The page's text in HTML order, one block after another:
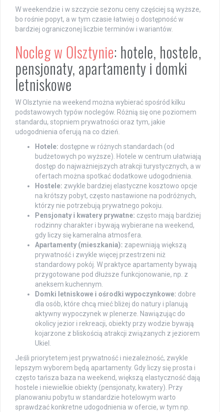
W weekendzie i w szczycie sezonu ceny częściej są wyższe,
bo rośnie popyt, a w tym czasie łatwiej o dostępność w
bardziej ograniczonej liczbie terminów i wariantów.
Nocleg w Olsztynie: hotele, hostele,
pensjonaty, apartamenty i domki
letniskowe
W Olsztynie na weekend można wybierać spośród kilku
podstawowych typów noclegów. Różnią się one poziomem
standardu, stopniem prywatności oraz tym, jakie
udogodnienia oferują na co dzień.
Hotele: dostępne w różnych standardach (od
budżetowych po wyższe). Hotele w centrum ułatwiają
dostęp do najważniejszych atrakcji turystycznych, a w
ofertach można spotkać dodatkowe udogodnienia.
Hostele: zwykle bardziej elastyczne kosztowo opcje
na krótszy pobyt, często nastawione na podróżnych,
którzy nie potrzebują prywatnego pokoju.
Pensjonaty i kwatery prywatne: często mają bardziej
rodzinny charakter i bywają wybierane na weekend,
gdy liczy się kameralna atmosfera.
Apartamenty (mieszkania): zapewniają większą
prywatność i zwykle więcej przestrzeni niż
standardowy pokój. W praktyce apartamenty bywają
przygotowane pod dłuższe funkcjonowanie, np. z
aneksem kuchennym.
Domki letniskowe i ośrodki wypoczynkowe: dobre
dla osób, które chcą mieć bliżej do natury i planują
aktywny wypoczynek w plenerze. Nawiązując do
okolicy jezior i rekreacji, obiekty przy wodzie bywają
kojarzone z bliskością atrakcji związanych z jeziorem
Ukiel.
Jeśli priorytetem jest prywatność i niezależność, zwykle
lepszym wyborem będą apartamenty. Gdy liczy się prosta i
często tańsza baza na weekend, większą elastyczność dają
hostele i niewielkie obiekty (pensjonaty, kwatery). Przy
planowaniu pobytu w standardzie hotelowym warto
sprawdzać konkretne udogodnienia w ofercie, w tym np.